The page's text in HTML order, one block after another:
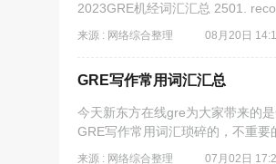
2023GRE机经词汇汇总 2501.
来源 : 网络综合整理 08月20日
GRE写作常用词汇汇总
今天新东方在线gre为大家带来的
GRE写作常用词汇琐碎的，不重
来源 : 网络综合整理 07月02日